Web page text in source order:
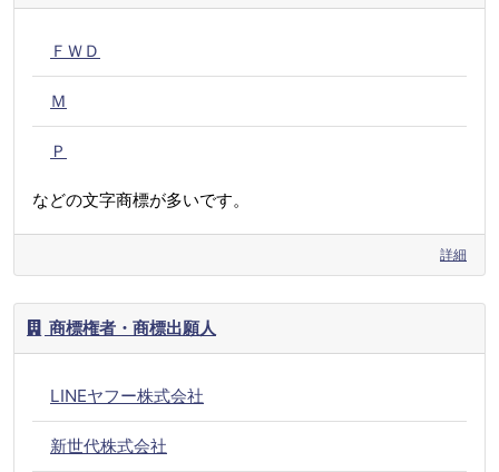
ＦＷＤ
Ｍ
Ｐ
などの文字商標が多いです。
詳細
商標権者・商標出願人
LINEヤフー株式会社
新世代株式会社